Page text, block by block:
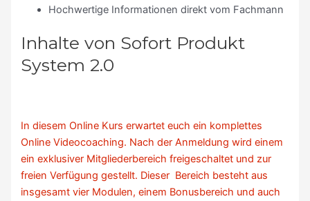
Hochwertige Informationen direkt vom Fachmann
Inhalte von Sofort Produkt
System 2.0
In diesem Online Kurs erwartet euch ein komplettes
Online Videocoaching. Nach der Anmeldung wird einem
ein exklusiver Mitgliederbereich freigeschaltet und zur
freien Verfügung gestellt. Dieser Bereich besteht aus
insgesamt vier Modulen, einem Bonusbereich und auch